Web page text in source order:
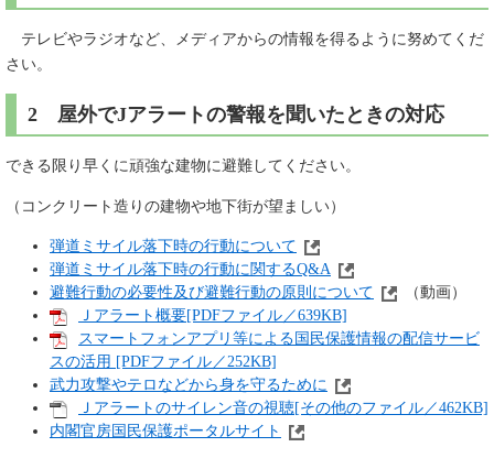
テレビやラジオなど、メディアからの情報を得るように努めてくだ
さい。
2 屋外でJアラートの警報を聞いたときの対応
できる限り早くに頑強な建物に避難してください。
（コンクリート造りの建物や地下街が望ましい）
弾道ミサイル落下時の行動について
弾道ミサイル落下時の行動に関するQ&A
避難行動の必要性及び避難行動の原則について
（動画）
Ｊアラート概要[PDFファイル／639KB]
スマートフォンアプリ等による国民保護情報の配信サービ
スの活用 [PDFファイル／252KB]
武力攻撃やテロなどから身を守るために
Ｊアラートのサイレン音の視聴[その他のファイル／462KB]
内閣官房国民保護ポータルサイト